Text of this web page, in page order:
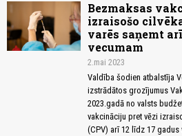
Bezmaksas
izraisošo
varēs saņemt
vecumam
2.mai 2023
Valdība šodien atbalstīja
izstrādātos grozījumus
2023.gadā no valsts
vakcināciju pret vēzi
(CPV) arī 12 līdz 17 gadus